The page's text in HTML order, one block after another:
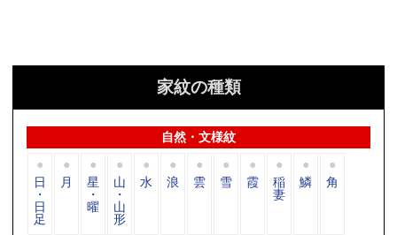
家紋の種類
自然・文様紋
日
・
日
足
月 星
・
曜
山
・
山
形
水 浪 雲 雪 霞 稲
妻
鱗 角